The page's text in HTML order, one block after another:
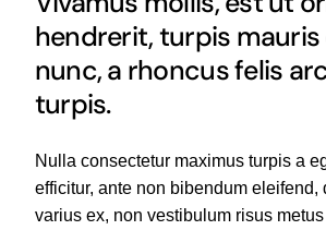
hendrerit, turpis mauris
nunc, a rhoncus felis
turpis.
Nulla consectetur maximus turpis a
efficitur, ante non bibendum eleifend,
varius ex, non vestibulum risus